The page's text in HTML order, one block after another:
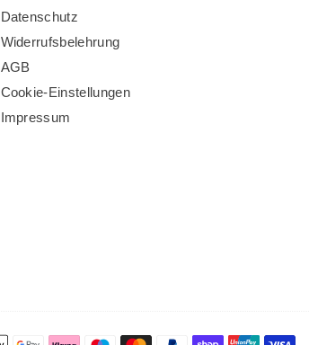
Datenschutz
Widerrufsbelehrung
AGB
Cookie-Einstellungen
Impressum